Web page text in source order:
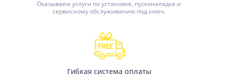
Оказываем услуги по установке, пусконаладке и
сервисному обслуживанию под ключ.
Гибкая система оплаты